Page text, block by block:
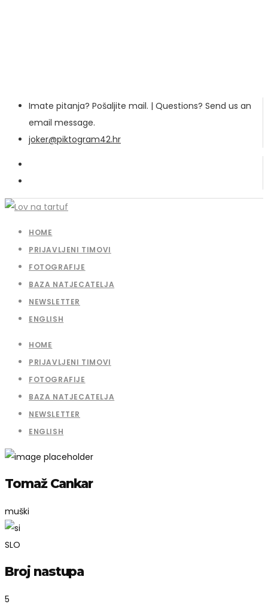
Imate pitanja? Pošaljite mail. | Questions? Send us an
email message.
joker@piktogram42.hr
HOME
PRIJAVLJENI TIMOVI
FOTOGRAFIJE
BAZA NATJECATELJA
NEWSLETTER
ENGLISH
HOME
PRIJAVLJENI TIMOVI
FOTOGRAFIJE
BAZA NATJECATELJA
NEWSLETTER
ENGLISH
Tomaž Cankar
muški
SLO
Broj nastupa
5